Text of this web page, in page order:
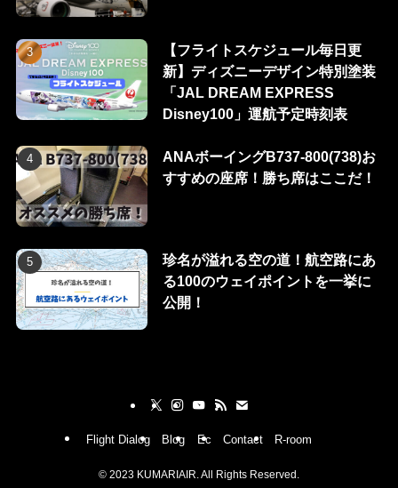
【フライトスケジュール毎日更
新】ディズニーデザイン特別塗装
「JAL DREAM EXPRESS
Disney100」運航予定時刻表
ANAボーイングB737-800(738)お
すすめの座席！勝ち席はここだ！
珍名が溢れる空の道！航空路にあ
る100のウェイポイントを一挙に
公開！
Flight Dialog Blog Ec Contact R-room
© 2023 KUMARIAIR. All Rights Reserved.